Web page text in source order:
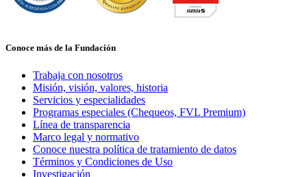
Conoce más de la Fundación
Trabaja con nosotros
Misión, visión, valores, historia
Servicios y especialidades
Programas especiales (Chequeos, FVL Premium)
Línea de transparencia
Marco legal y normativo
Conoce nuestra política de tratamiento de datos
Términos y Condiciones de Uso
Investigación